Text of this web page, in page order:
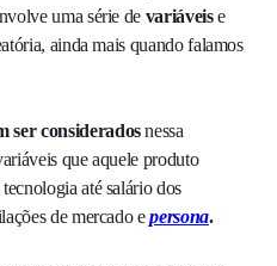
uma série de variáveise
ainda mais quando falamos
ser consideradosnessa
que aquele produto
até salário dos
de mercado epersona.